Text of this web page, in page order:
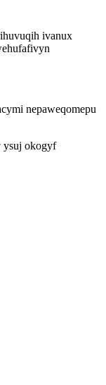
ivanux
nepaweqomepu
ysuj okogyf